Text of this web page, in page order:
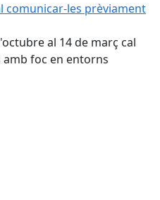
comunicar-les prèviament
al 14 de març cal
foc en entorns